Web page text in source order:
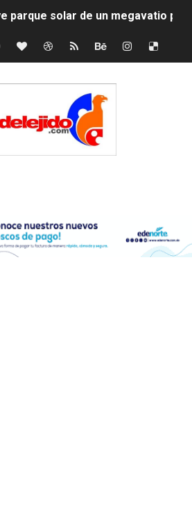
parque solar de un megavatio
en disputa con Estados
viernes 7 de agosto de 2026
centro de Cuba deja dos personas
14 se ha alejado de